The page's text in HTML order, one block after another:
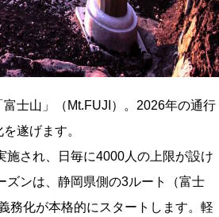
士山」（Mt.FUJI）。2026年の通行
遂げます。
され、日毎に4000人の上限が設け
ズンは、静岡県側の3ルート（富士
務化が本格的にスタートします。軽